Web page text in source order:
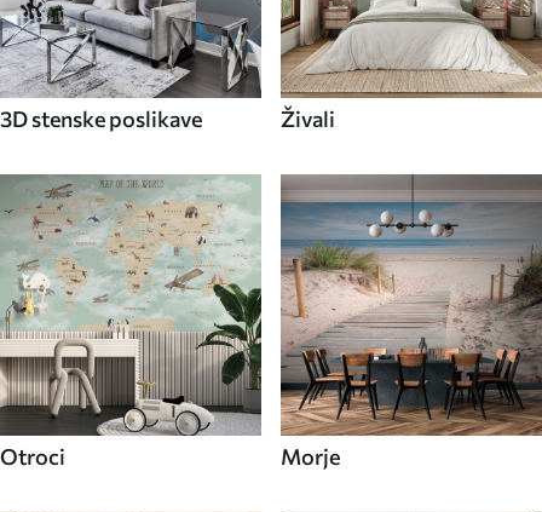
3D stenske poslikave Živali
Otroci Morje